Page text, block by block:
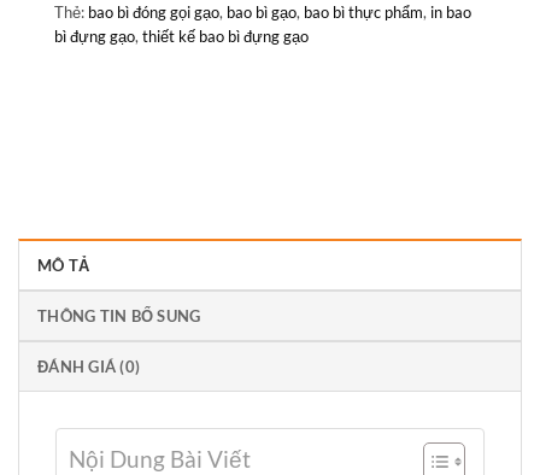
Thẻ: bao bì đóng gọi gạo, bao bì gạo, bao bì thực phẩm, in bao
bì đựng gạo, thiết kế bao bì đựng gạo
MÔ TẢ
THÔNG TIN BỔ SUNG
ĐÁNH GIÁ (0)
Nội Dung Bài Viết